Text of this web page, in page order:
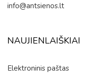
info@antsienos.lt
NAUJIENLAIŠKIAI
Elektroninis paštas